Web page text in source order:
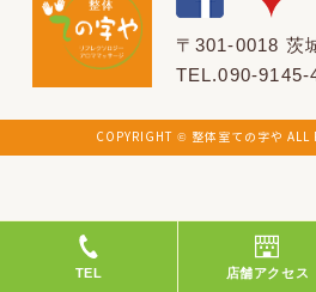
〒301-0018 茨
TEL.090-9145-
COPYRIGHT © 整体室ての字や ALL
TEL 店舗アクセス